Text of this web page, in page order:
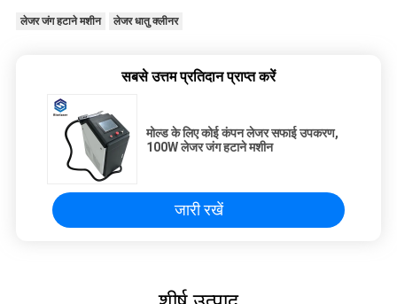
लेजर जंग हटाने मशीन लेजर धातु क्लीनर
सबसे उत्तम प्रतिदान प्राप्त करें
मोल्ड के लिए कोई कंपन लेजर सफाई उपकरण,
100W लेजर जंग हटाने मशीन
जारी रखें